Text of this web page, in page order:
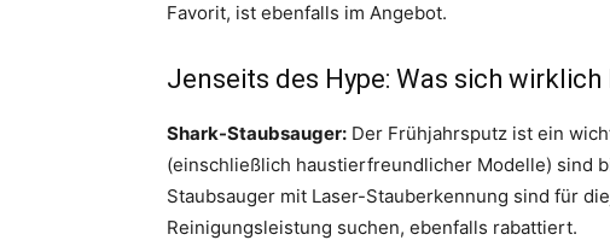
Favorit, ist ebenfalls im Angebot.
Jenseits des Hype: Was sich
Shark-Staubsauger: Der Frühjahrsputz ist ein
(einschließlich haustierfreundlicher Modelle) sind
Staubsauger mit Laser-Stauberkennung sind für
Reinigungsleistung suchen, ebenfalls rabattiert.